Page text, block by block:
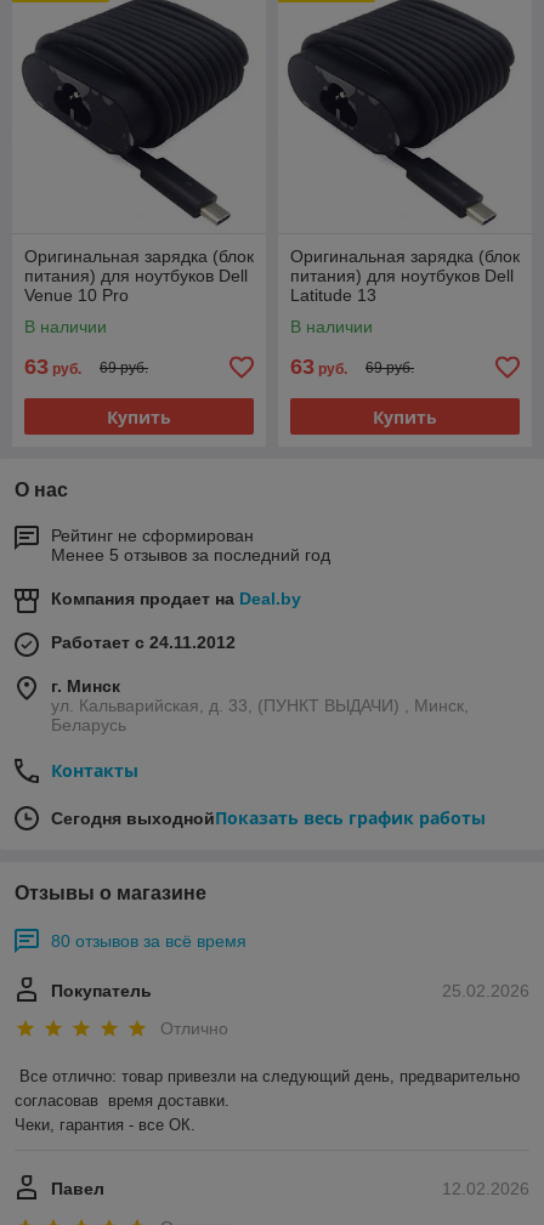
Оригинальная зарядка (блок
питания) для ноутбуков Dell
Venue 10 Pro
штекер Type-C
В наличии
63 руб. 69 руб.
Купить
Оригинальная зарядка (блок
питания) для ноутбуков Dell
Latitude 13
штекер Type-C
В наличии
63 руб. 69 руб.
Купить
О нас
Рейтинг не сформирован
Менее 5 отзывов за последний год
Компания продает на Deal.by
Работает с 24.11.2012
г. Минск
ул. Кальварийская, д. 33, (ПУНКТ ВЫДАЧИ) , Минск,
Беларусь
Контакты
Сегодня выходнойПоказать весь график работы
Отзывы о магазине
80 отзывов за всё время
25.02.2026
Покупатель
Отлично
Все отлично: товар привезли на следующий день, предварительно
согласовав  время доставки.
Чеки, гарантия - все ОК.
12.02.2026
Павел